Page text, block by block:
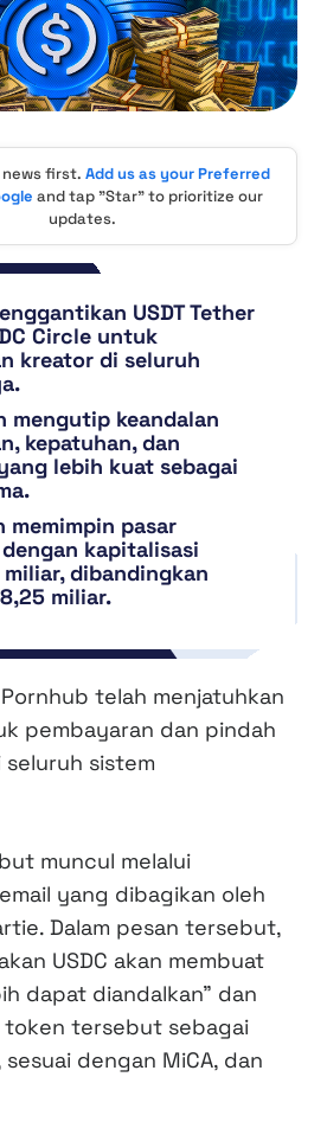
first. Add us as your Preferred
and tap "Star" to prioritize our
updates.
USDT Tether
Circle untuk
kreator di seluruh
mengutip keandalan
kepatuhan, dan
lebih kuat sebagai
memimpin pasar
kapitalisasi
miliar, dibandingkan
miliar.
telah menjatuhkan
pembayaran dan pindah
seluruh sistem
muncul melalui
yang dibagikan oleh
Dalam pesan tersebut,
USDC akan membuat
dapat diandalkan” dan
token tersebut sebagai
dengan MiCA, dan